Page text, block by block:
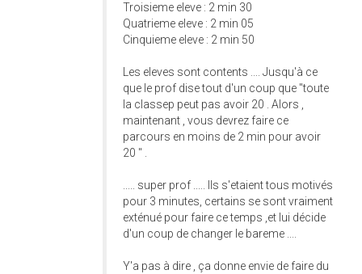
Troisieme eleve : 2 min 30
Quatrieme eleve : 2 min 05
Cinquieme eleve : 2 min 50
Les eleves sont contents .... Jusqu'à ce
que le prof dise tout d'un coup que "toute
la classep peut pas avoir 20 . Alors ,
maintenant , vous devrez faire ce
parcours en moins de 2 min pour avoir
20 " .
..... super prof ..... Ils s'etaient tous motivés
pour 3 minutes, certains se sont vraiment
exténué pour faire ce temps ,et lui décide
d'un coup de changer le bareme ....
Y'a pas à dire , ça donne envie de faire du